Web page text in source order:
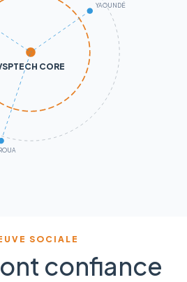
CORE
YAOUNDÉ
SOCIALE
confiance